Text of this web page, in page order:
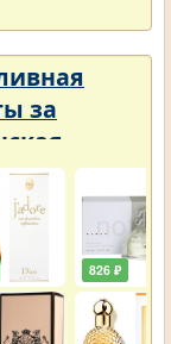
за
-
ml
826 ₽